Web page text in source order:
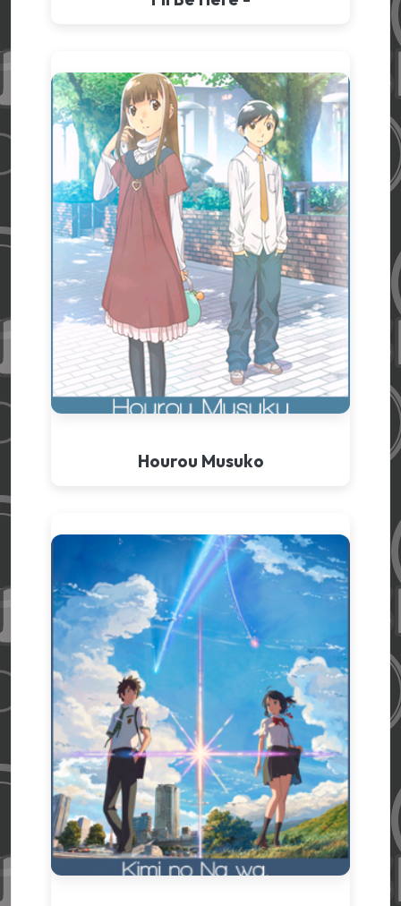
Hourou Musuko